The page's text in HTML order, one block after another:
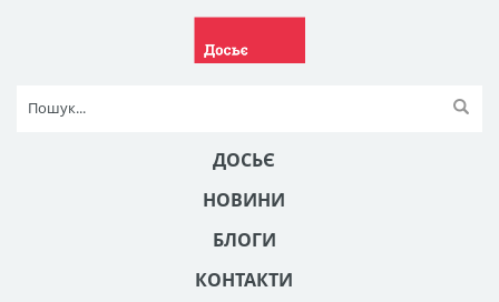
ДОСЬЄ
НОВИНИ
БЛОГИ
КОНТАКТИ